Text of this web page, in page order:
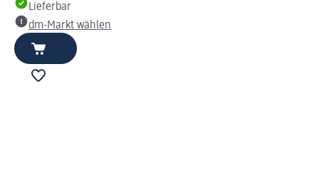
Lieferbar
dm-Markt wählen